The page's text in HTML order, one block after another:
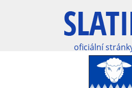
oficiální